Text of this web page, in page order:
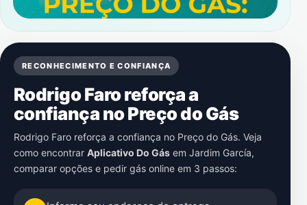
RECONHECIMENTO E CONFIANÇA
Rodrigo Faro reforça a
confiança no Preço do Gás
Rodrigo Faro reforça a confiança no Preço do Gás. Veja
como encontrar Aplicativo Do Gás em Jardim García,
comparar opções e pedir gás online em 3 passos: